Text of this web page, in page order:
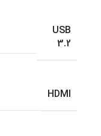
USB
3.2
HDMI